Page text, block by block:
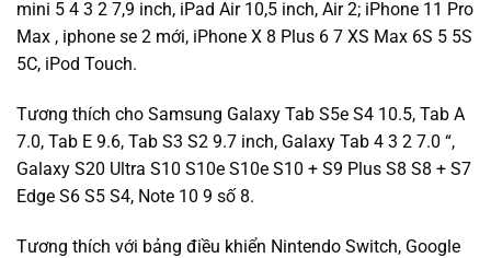
mini 5 4 3 2 7,9 inch, iPad Air 10,5 inch, Air 2; iPhone 11 Pro
Max , iphone se 2 mới, iPhone X 8 Plus 6 7 XS Max 6S 5 5S
5C, iPod Touch.
Tương thích cho Samsung Galaxy Tab S5e S4 10.5, Tab A
7.0, Tab E 9.6, Tab S3 S2 9.7 inch, Galaxy Tab 4 3 2 7.0 “,
Galaxy S20 Ultra S10 S10e S10e S10 + S9 Plus S8 S8 + S7
Edge S6 S5 S4, Note 10 9 số 8.
Tương thích với bảng điều khiển Nintendo Switch, Google